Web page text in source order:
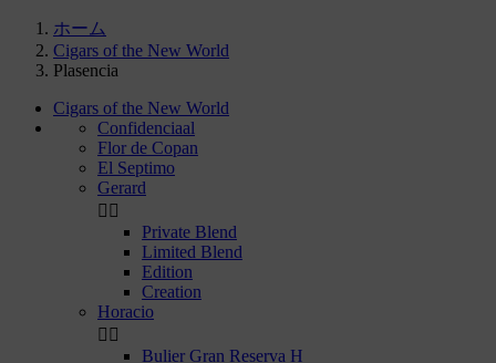
ホーム
Cigars of the New World
Plasencia
Cigars of the New World
Confidenciaal
Flor de Copan
El Septimo
Gerard
 
Private Blend
Limited Blend
Edition
Creation
Horacio
 
Bulier Gran Reserva H